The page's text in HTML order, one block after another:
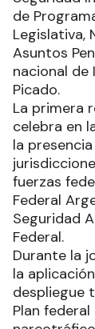
de
Legislativa,
Asuntos
nacional de
Picado.
La primera
celebra en
la
fuerzas
Federal
Seguridad
Federal.
Durante la
la
despliegue
Plan